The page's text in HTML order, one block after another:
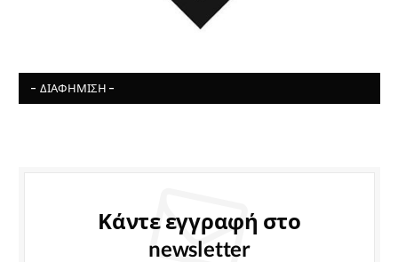
- ΔΙΑΦΉΜΙΣΗ -
Κάντε εγγραφή στο
newsletter